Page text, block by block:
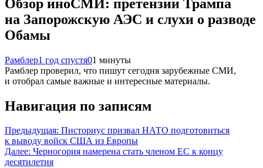
Обзор иноСМИ: претензии Трампа
на Запорожскую АЭС и слухи о разводе
Обамы
Рамблер1 год спустя01 минуты
Рамблер проверил, что пишут сегодня зарубежные СМИ,
и отобрал самые важные и интересные материалы.
Навигация по записям
Предыдущая: Писториус призвал НАТО подготовиться
к выводу войск США из Европы
Далее: Черногория намерена стать членом ЕС к концу
десятилетия